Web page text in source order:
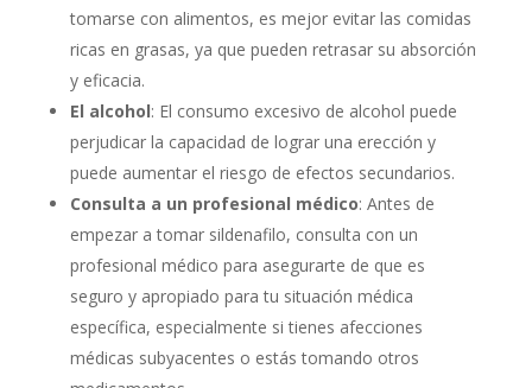
tomarse con alimentos, es mejor evitar las comidas
ricas en grasas, ya que pueden retrasar su absorción
y eficacia.
El alcohol: El consumo excesivo de alcohol puede
perjudicar la capacidad de lograr una erección y
puede aumentar el riesgo de efectos secundarios.
Consulta a un profesional médico: Antes de
empezar a tomar sildenafilo, consulta con un
profesional médico para asegurarte de que es
seguro y apropiado para tu situación médica
específica, especialmente si tienes afecciones
médicas subyacentes o estás tomando otros